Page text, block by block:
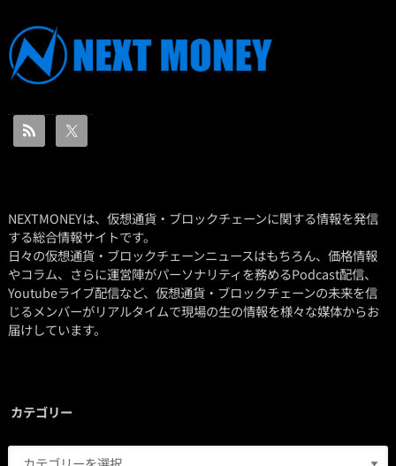
NEXTMONEYは、仮想通貨・ブロックチェーンに関する情報を発信
する総合情報サイトです。
日々の仮想通貨・ブロックチェーンニュースはもちろん、価格情報
やコラム、さらに運営陣がパーソナリティを務めるPodcast配信、
Youtubeライブ配信など、仮想通貨・ブロックチェーンの未来を信
じるメンバーがリアルタイムで現場の生の情報を様々な媒体からお
届けしています。
カテゴリー